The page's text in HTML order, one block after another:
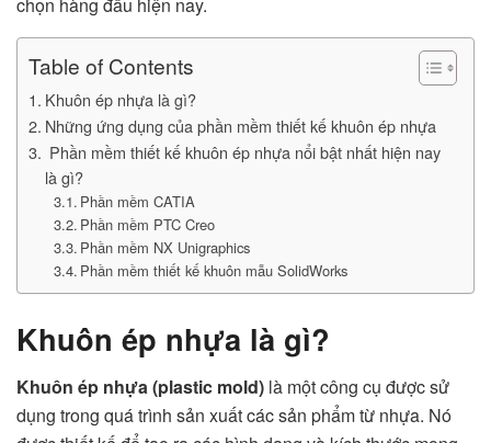
chọn hàng đầu hiện nay.
Table of Contents
Khuôn ép nhựa là gì?
Những ứng dụng của phần mềm thiết kế khuôn ép nhựa
Phần mềm thiết kế khuôn ép nhựa nổi bật nhất hiện nay
là gì?
Phần mềm CATIA
Phần mềm PTC Creo
Phần mềm NX Unigraphics
Phần mềm thiết kế khuôn mẫu SolidWorks
Khuôn ép nhựa là gì?
Khuôn ép nhựa (plastic mold) là một công cụ được sử
dụng trong quá trình sản xuất các sản phẩm từ nhựa. Nó